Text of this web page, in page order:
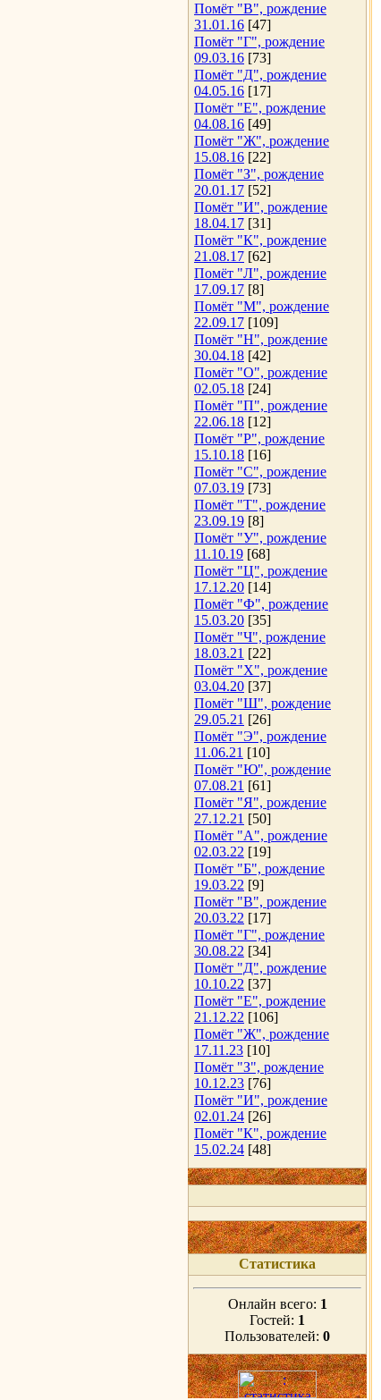
Помёт "В", рождение
31.01.16 [47]
Помёт "Г", рождение
09.03.16 [73]
Помёт "Д", рождение
04.05.16 [17]
Помёт "Е", рождение
04.08.16 [49]
Помёт "Ж", рождение
15.08.16 [22]
Помёт "З", рождение
20.01.17 [52]
Помёт "И", рождение
18.04.17 [31]
Помёт "К", рождение
21.08.17 [62]
Помёт "Л", рождение
17.09.17 [8]
Помёт "М", рождение
22.09.17 [109]
Помёт "Н", рождение
30.04.18 [42]
Помёт "О", рождение
02.05.18 [24]
Помёт "П", рождение
22.06.18 [12]
Помёт "Р", рождение
15.10.18 [16]
Помёт "С", рождение
07.03.19 [73]
Помёт "Т", рождение
23.09.19 [8]
Помёт "У", рождение
11.10.19 [68]
Помёт "Ц", рождение
17.12.20 [14]
Помёт "Ф", рождение
15.03.20 [35]
Помёт "Ч", рождение
18.03.21 [22]
Помёт "Х", рождение
03.04.20 [37]
Помёт "Ш", рождение
29.05.21 [26]
Помёт "Э", рождение
11.06.21 [10]
Помёт "Ю", рождение
07.08.21 [61]
Помёт "Я", рождение
27.12.21 [50]
Помёт "А", рождение
02.03.22 [19]
Помёт "Б", рождение
19.03.22 [9]
Помёт "В", рождение
20.03.22 [17]
Помёт "Г", рождение
30.08.22 [34]
Помёт "Д", рождение
10.10.22 [37]
Помёт "Е", рождение
21.12.22 [106]
Помёт "Ж", рождение
17.11.23 [10]
Помёт "З", рождение
10.12.23 [76]
Помёт "И", рождение
02.01.24 [26]
Помёт "К", рождение
15.02.24 [48]
Статистика
Онлайн всего: 1
Гостей: 1
Пользователей: 0